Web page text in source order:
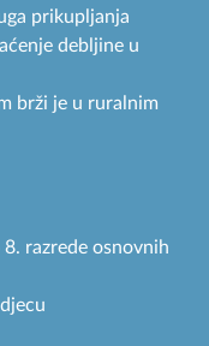
prikupljanja
debljine u
brži je u ruralnim
razrede osnovnih